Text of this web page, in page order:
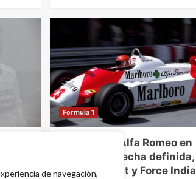
de navegación,
Formula 1
El debut de Alfa Romeo en
la F-1 tiene fecha definida,
como Renault y Force India